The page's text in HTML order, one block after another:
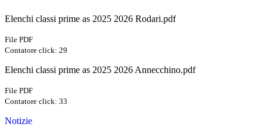
Elenchi classi prime as 2025 2026 Rodari.pdf
File PDF
Contatore click: 29
Elenchi classi prime as 2025 2026 Annecchino.pdf
File PDF
Contatore click: 33
Notizie